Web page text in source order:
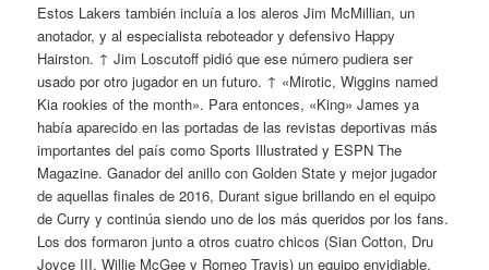
Estos Lakers también incluía a los aleros Jim McMillian, un
anotador, y al especialista reboteador y defensivo Happy
Hairston. ↑ Jim Loscutoff pidió que ese número pudiera ser
usado por otro jugador en un futuro. ↑ «Mirotic, Wiggins named
Kia rookies of the month». Para entonces, «King» James ya
había aparecido en las portadas de las revistas deportivas más
importantes del país como Sports Illustrated y ESPN The
Magazine. Ganador del anillo con Golden State y mejor jugador
de aquellas finales de 2016, Durant sigue brillando en el equipo
de Curry y continúa siendo uno de los más queridos por los fans.
Los dos formaron junto a otros cuatro chicos (Sian Cotton, Dru
Joyce III, Willie McGee y Romeo Travis) un equipo envidiable.